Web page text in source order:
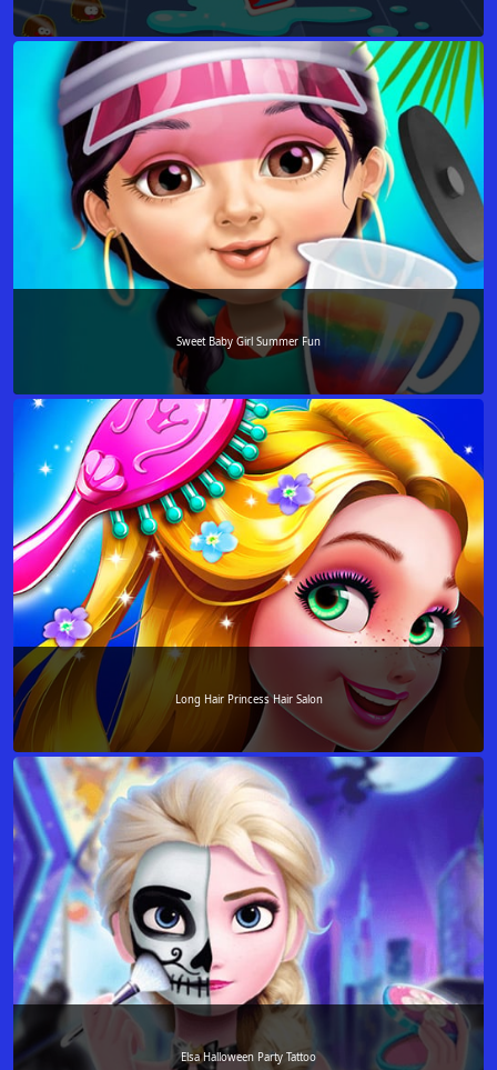
Sweet Baby Girl Summer Fun
Long Hair Princess Hair Salon
Elsa Halloween Party Tattoo